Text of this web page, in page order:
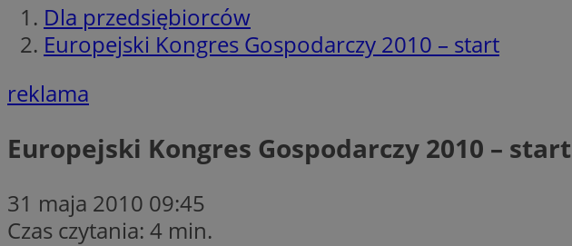
Dla przedsiębiorców
Europejski Kongres Gospodarczy 2010 – start
reklama
Europejski Kongres Gospodarczy 2010 – start
31 maja 2010 09:45
Czas czytania: 4 min.